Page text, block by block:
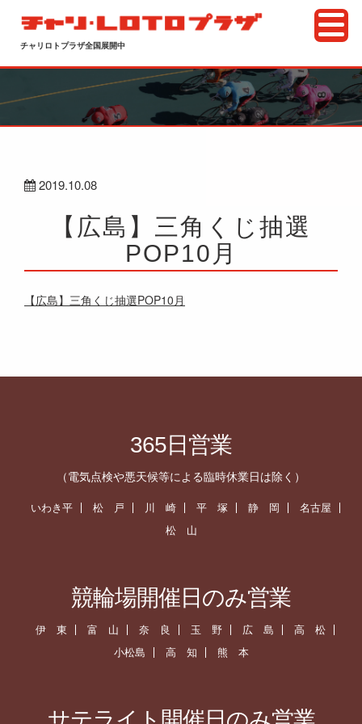
チャリロトプラザ全国展開中
2019.10.08
【広島】三角くじ抽選
POP10月
【広島】三角くじ抽選POP10月
365日営業
（電気点検や悪天候等による臨時休業日は除く）
いわき平 松 戸 川 崎 平 塚 静 岡
名古屋
松 山
競輪場開催日のみ営業
伊 東 富 山 奈 良 玉 野 広 島
高 松
小松島
高 知 熊 本